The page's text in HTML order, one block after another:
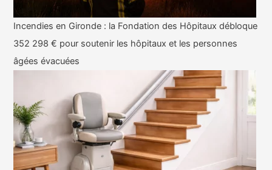
Incendies en Gironde : la Fondation des Hôpitaux débloque
352 298 € pour soutenir les hôpitaux et les personnes
âgées évacuées